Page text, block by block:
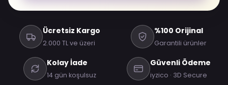
Ücretsiz Kargo
2.000 TL ve üzeri
%100 Orijinal
Garantili ürünler
Kolay İade
14 gün koşulsuz
Güvenli Ödeme
iyzico · 3D Secure